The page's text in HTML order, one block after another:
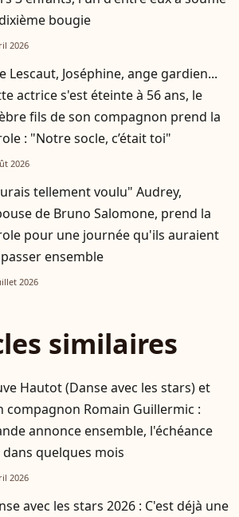
bougie
2026
Lescaut, Joséphine, ange gardien...
actrice s'est éteinte à 56 ans, le
fils de son compagnon prend la
: "Notre socle, c’était toi"
2026
tellement voulu" Audrey,
de Bruno Salomone, prend la
pour une journée qu'ils auraient
ensemble
2026
similaires
Hautot (Danse avec les stars) et
compagnon Romain Guillermic :
annonce ensemble, l'échéance
dans quelques mois
2026
avec les stars 2026 : C'est déjà une